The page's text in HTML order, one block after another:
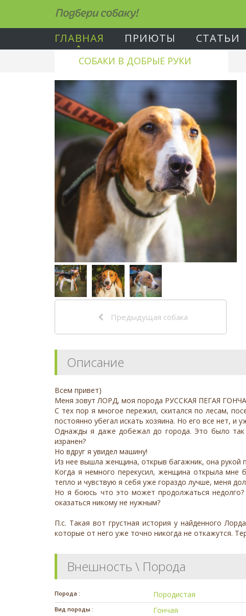
Подбери собаку!
ГЛАВНАЯ ПРИЮТЫ СТАТЬИ
СОБАКИ В ДОБРЫЕ РУКИ
Предыдущая собака
Описание
Всем привет)
Меня зовут ЛОРД, моя порода РУССКАЯ ПЕГАЯ
С тех пор я многое пережил, скитался по лесам,
постоянно убегал искать хозяина. Но его все нет, и
Однажды я даже добежал до города. Это было
изранен?
Но вдруг я увидел машину!
Из нее вышла женщина, открыв багажник, она рукой
Когда я немного перекусил, женщина открыла
тепло и чувствую я себя уже гораздо лучше, меня
Но я боюсь что это может продолжаться
оказаться никому не нужным?
П.с. Такая вот грустная история у найденного
которые от него уже точно никогда не откажутся.
Внешность \ Порода
Порода : Породистая
Вид породы : Гончая